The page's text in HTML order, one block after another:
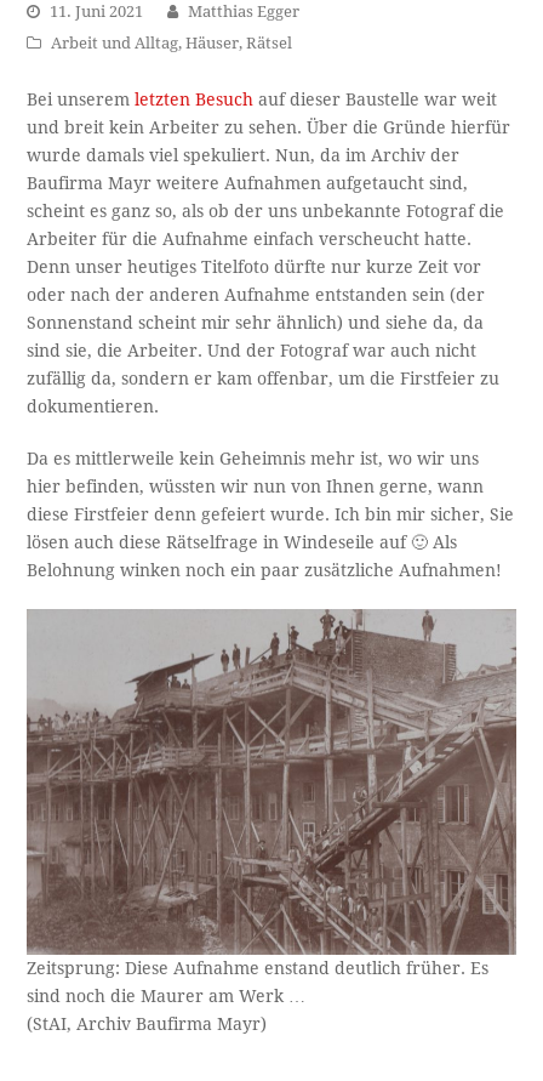
11. Juni 2021
Matthias Egger
Arbeit und Alltag,Häuser,Rätsel
Bei unseremletzten Besuch auf dieser Baustelle war weit
und breit kein Arbeiter zu sehen. Über die Gründe hierfür
wurde damals viel spekuliert. Nun, da im Archiv der
Baufirma Mayr weitere Aufnahmen aufgetaucht sind,
scheint es ganz so, als ob der uns unbekannte Fotograf die
Arbeiter für die Aufnahme einfach verscheucht hatte.
Denn unser heutiges Titelfoto dürfte nur kurze Zeit vor
oder nach der anderen Aufnahme entstanden sein (der
Sonnenstand scheint mir sehr ähnlich) und siehe da, da
sind sie, die Arbeiter. Und der Fotograf war auch nicht
zufällig da, sondern er kam offenbar, um die Firstfeier zu
dokumentieren.
Da es mittlerweile kein Geheimnis mehr ist, wo wir uns
hier befinden, wüssten wir nun von Ihnen gerne, wann
diese Firstfeier denn gefeiert wurde. Ich bin mir sicher, Sie
lösen auch diese Rätselfrage in Windeseile auf 🙂 Als
Belohnung winken noch ein paar zusätzliche Aufnahmen!
Zeitsprung: Diese Aufnahme enstand deutlich früher. Es
sind noch die Maurer am Werk …
(StAI, Archiv Baufirma Mayr)